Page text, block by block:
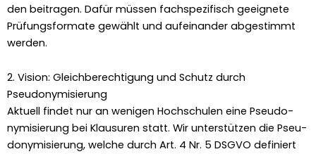
den beitra­gen. Dafür müssen fach­spez­i­fisch geeignete
Prü­fungs­for­mate gewählt und aufeinan­der abges­timmt
wer­den.
2. Vision: Gleichberechtigung und Schutz durch
Pseudonymisierung
Aktuell find­et nur an weni­gen Hochschulen eine Pseu­do­
nymisierung bei Klausuren statt. Wir unter­stützen die Pseu­
do­nymisierung, welche durch Art. 4 Nr. 5 DSGVO definiert